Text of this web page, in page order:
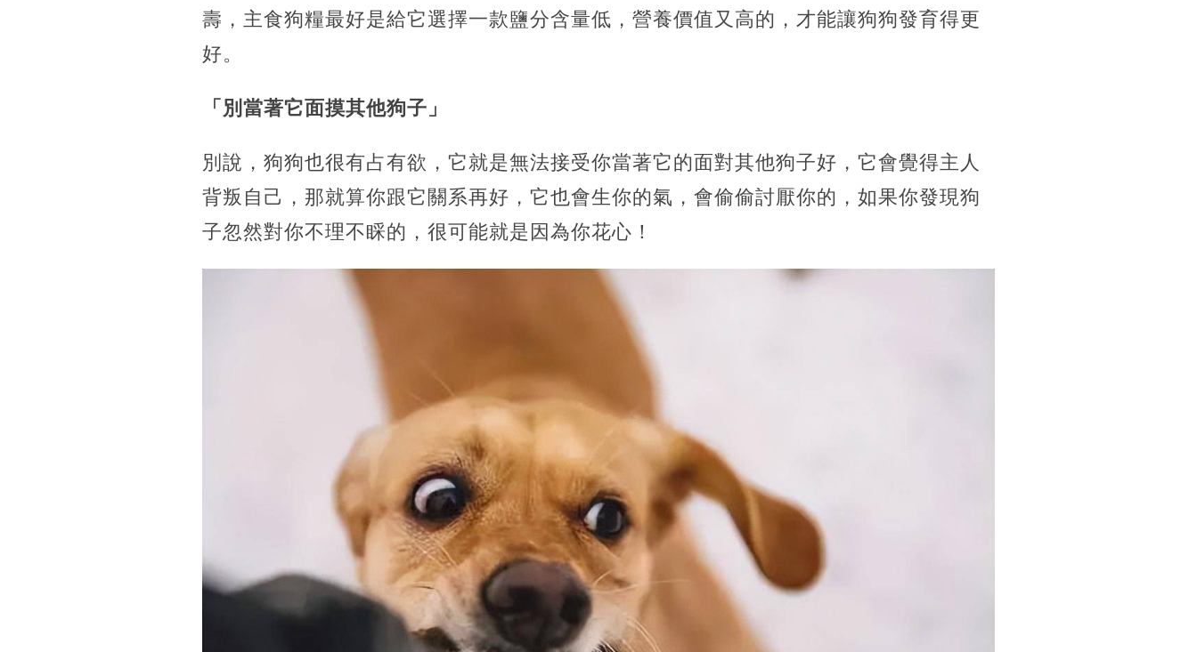
壽，主食狗糧最好是給它選擇一款鹽分含量低，營養價值又高的，才能讓狗狗發育得更
好。
「別當著它面摸其他狗子」
別說，狗狗也很有占有欲，它就是無法接受你當著它的面對其他狗子好，它會覺得主人
背叛自己，那就算你跟它關系再好，它也會生你的氣，會偷偷討厭你的，如果你發現狗
子忽然對你不理不睬的，很可能就是因為你花心！